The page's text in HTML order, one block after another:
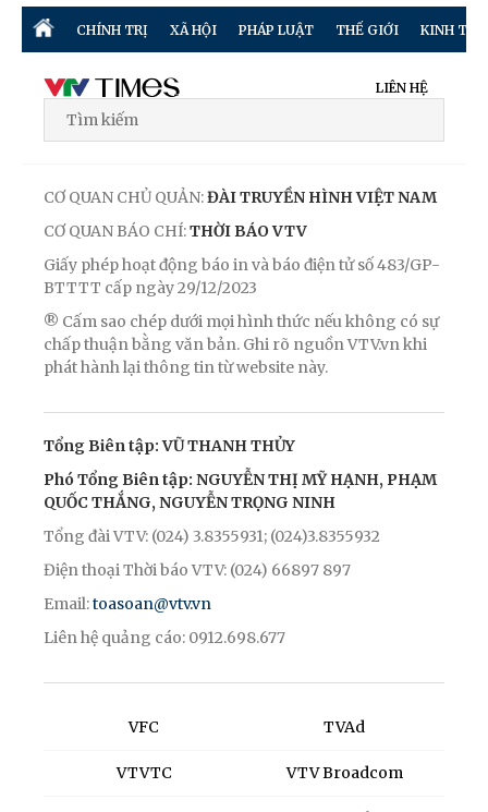
CHÍNH TRỊ XÃ HỘI PHÁP LUẬT THẾ GIỚI KINH TẾ
LIÊN HỆ
CƠ QUAN CHỦ QUẢN:ĐÀI TRUYỀN HÌNH VIỆT NAM
CƠ QUAN BÁO CHÍ:THỜI BÁO VTV
Giấy phép hoạt động báo in và báo điện tử số 483/GP-
BTTTT cấp ngày 29/12/2023
® Cấm sao chép dưới mọi hình thức nếu không có sự
chấp thuận bằng văn bản. Ghi rõ nguồn VTV.vn khi
phát hành lại thông tin từ website này.
Tổng Biên tập: VŨ THANH THỦY
Phó Tổng Biên tập: NGUYỄN THỊ MỸ HẠNH, PHẠM
QUỐC THẮNG, NGUYỄN TRỌNG NINH
Tổng đài VTV: (024) 3.8355931; (024)3.8355932
Điện thoại Thời báo VTV: (024) 66897 897
Email:toasoan@vtv.vn
Liên hệ quảng cáo: 0912.698.677
VFC
VTVTC
TVAd
VTV Broadcom